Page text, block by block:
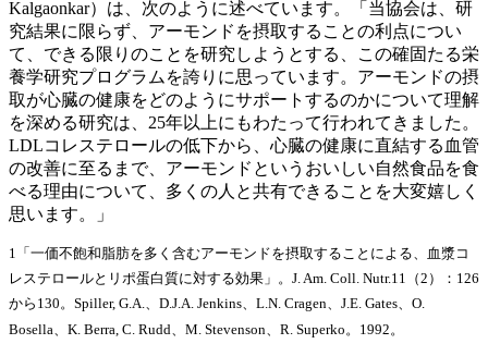
Kalgaonkar）は、次のように述べています。「当協会は、研
究結果に限らず、アーモンドを摂取することの利点につい
て、できる限りのことを研究しようとする、この確固たる栄
養学研究プログラムを誇りに思っています。アーモンドの摂
取が心臓の健康をどのようにサポートするのかについて理解
を深める研究は、25年以上にもわたって行われてきました。
LDLコレステロールの低下から、心臓の健康に直結する血管
の改善に至るまで、アーモンドというおいしい自然食品を食
べる理由について、多くの人と共有できることを大変嬉しく
思います。」
1「一価不飽和脂肪を多く含むアーモンドを摂取することによる、血漿コ
レステロールとリポ蛋白質に対する効果」。J. Am. Coll. Nutr.11（2）：126
から130。Spiller, G.A.、D.J.A. Jenkins、L.N. Cragen、J.E. Gates、O.
Bosella、K. Berra, C. Rudd、M. Stevenson、R. Superko。1992。